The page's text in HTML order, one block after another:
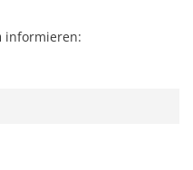
informieren: